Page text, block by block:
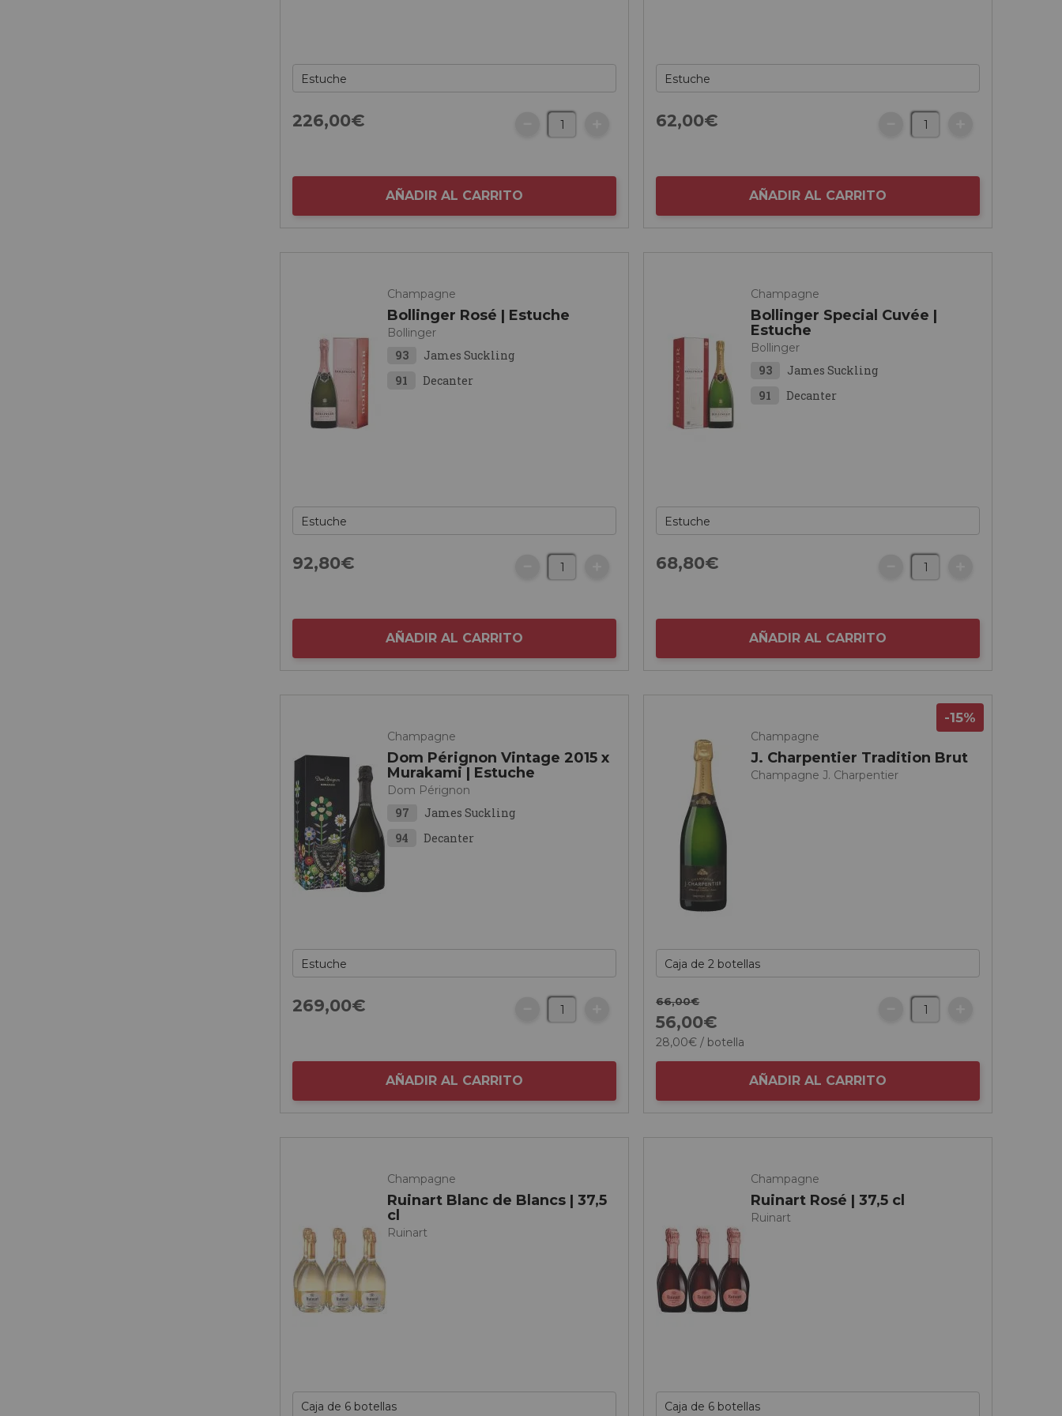
226,00€
AÑADIR AL CARRITO
62,00€
AÑADIR AL CARRITO
Champagne
Bollinger Rosé | Estuche
Bollinger
93
James Suckling
91
Decanter
92,80€
AÑADIR AL CARRITO
Champagne
Bollinger Special Cuvée |
Estuche
Bollinger
93
James Suckling
91
Decanter
68,80€
AÑADIR AL CARRITO
Champagne
Dom Pérignon Vintage 2015 x
Murakami | Estuche
Dom Pérignon
97
James Suckling
94
Decanter
269,00€
AÑADIR AL CARRITO
Champagne
J. Charpentier Tradition Brut
Champagne J. Charpentier
-15%
66,00€
56,00€
28,00€ / botella
AÑADIR AL CARRITO
Champagne
Ruinart Blanc de Blancs | 37,5
cl
Ruinart
Champagne
Ruinart Rosé | 37,5 cl
Ruinart